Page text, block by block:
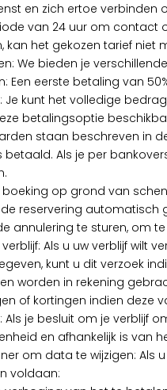
en zich ertoe
van 24 uur om contact
kan het gekozen tarief niet
We bieden je
Een eerste betaling van
Je kunt het volledige
betalingsoptie
staan beschreven in
betaald. Als je per
boeking op grond van
reservering automatisch
annulering te sturen, om
verblijf: Als u uw verblijf
kunt u dit verzoek
worden in rekening
of kortingen indien deze
Als je besluit om je verblijf
en afhankelijk is van
om data te wijzigen:
voldaan: